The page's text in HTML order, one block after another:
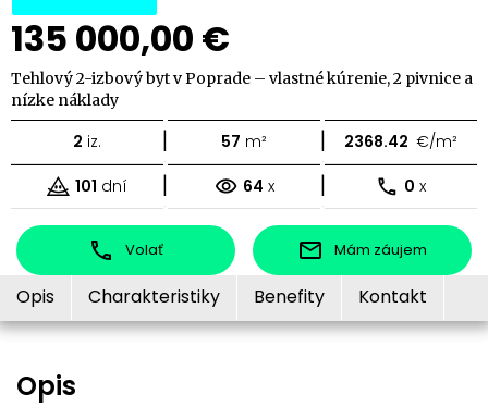
135 000,00 €
Tehlový 2-izbový byt v Poprade – vlastné kúrenie, 2 pivnice a
nízke náklady
2 iz. | 57 m² | 2368.42 €/m²
101 dní | 64 x | 0 x
Volať Mám záujem
Opis Charakteristiky Benefity Kontakt
Opis